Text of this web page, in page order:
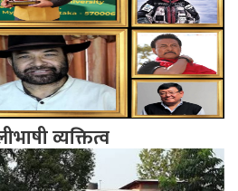
व्यक्तित्व